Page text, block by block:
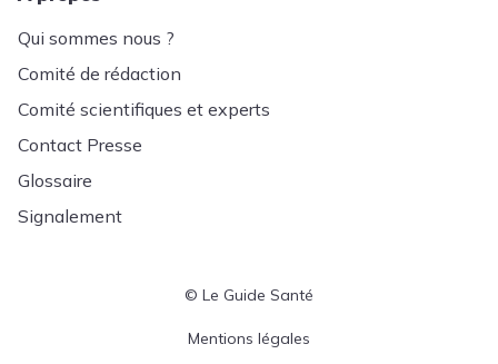
Qui sommes nous ?
Comité de rédaction
Comité scientifiques et experts
Contact Presse
Glossaire
Signalement
© Le Guide Santé
Menu Pied de page
Mentions légales